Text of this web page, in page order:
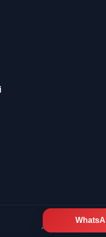
Tesisat - Tüm Hakları
7/24 Tesisat Hizmeti